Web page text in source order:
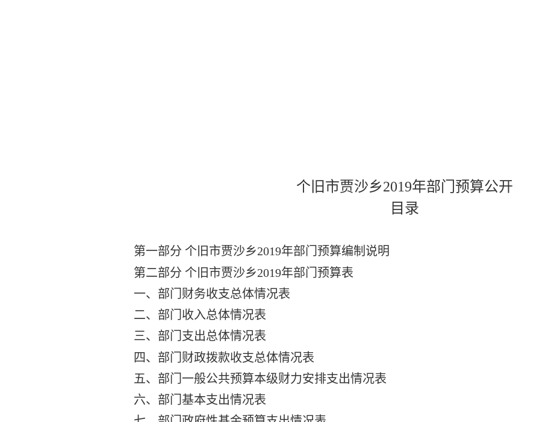
个旧市贾沙乡2019年部门预算公开
目录
第一部分 个旧市贾沙乡2019年部门预算编制说明
第二部分 个旧市贾沙乡2019年部门预算表
一、部门财务收支总体情况表
二、部门收入总体情况表
三、部门支出总体情况表
四、部门财政拨款收支总体情况表
五、部门一般公共预算本级财力安排支出情况表
六、部门基本支出情况表